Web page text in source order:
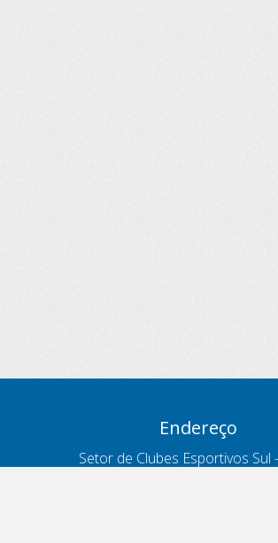
Endereço
Setor de Clubes Esportivos Sul -